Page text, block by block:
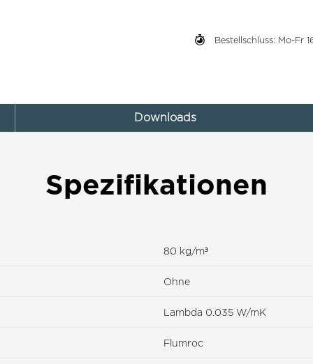
Bestellschluss: Mo-Fr
Downloads
Spezifikationen
80 kg/m³
Ohne
Lambda 0.035 W/mK
Flumroc